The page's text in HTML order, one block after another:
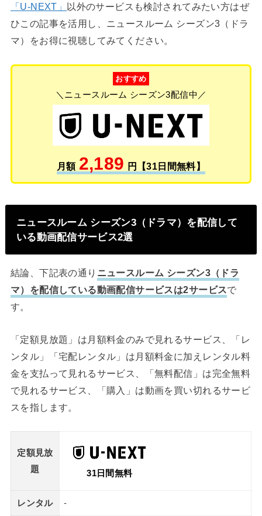
「U-NEXT」 以外のサービスも検討されてみたい方はぜ
ひこの記事を活用し、ニュースルーム シーズン3（ドラ
マ）をお得に視聴してみてください。
おすすめ
＼ニュースルーム シーズン3配信中／
月額 2,189 円【31日間無料】
ニュースルーム シーズン3（ドラマ）を配信して
いる動画配信サービス2選
結論、下記表の通り ニュースルーム シーズン3（ドラ
マ）を配信している動画配信サービスは2サービスで
す。
「定額見放題」は月額料金のみで見れるサービス、「レ
ンタル」「宅配レンタル」は月額料金に加えレンタル料
金を支払って見れるサービス、「無料配信」は完全無料
で見れるサービス、「購入」は動画を買い切れるサービ
スを指します。
定額見放
題
31日間無料
レンタル -